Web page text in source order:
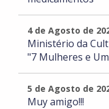
4 de Agosto de
Ministério da
"7 Mulheres e
5 de Agosto de
Muy amigo!!!